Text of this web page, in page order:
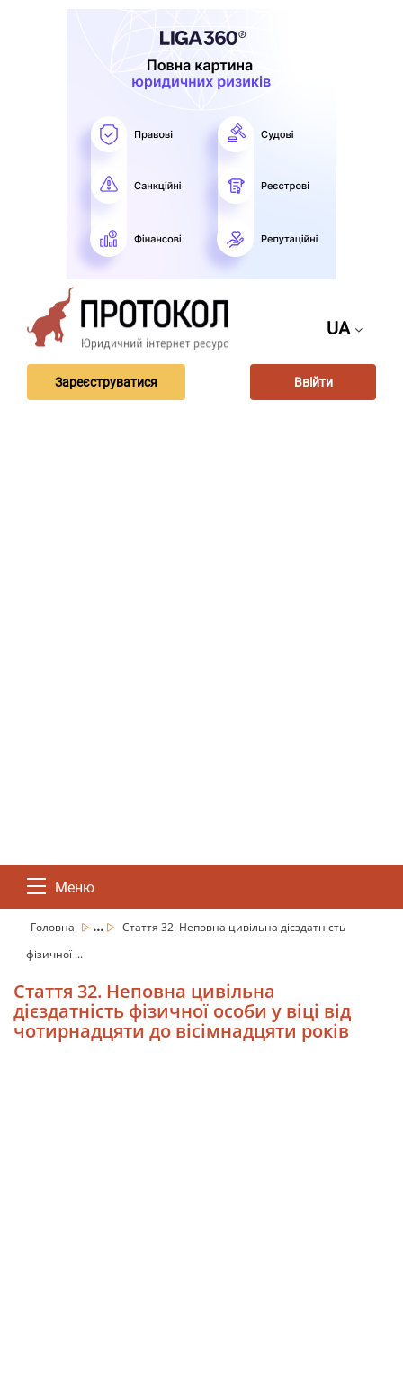
UA
Зареєструватися Ввійти
Меню
Головна ...
Стаття 32. Неповна цивільна дієздатність
фізичної ...
Стаття 32. Неповна цивільна
дієздатність фізичної особи у віці від
чотирнадцяти до вісімнадцяти років